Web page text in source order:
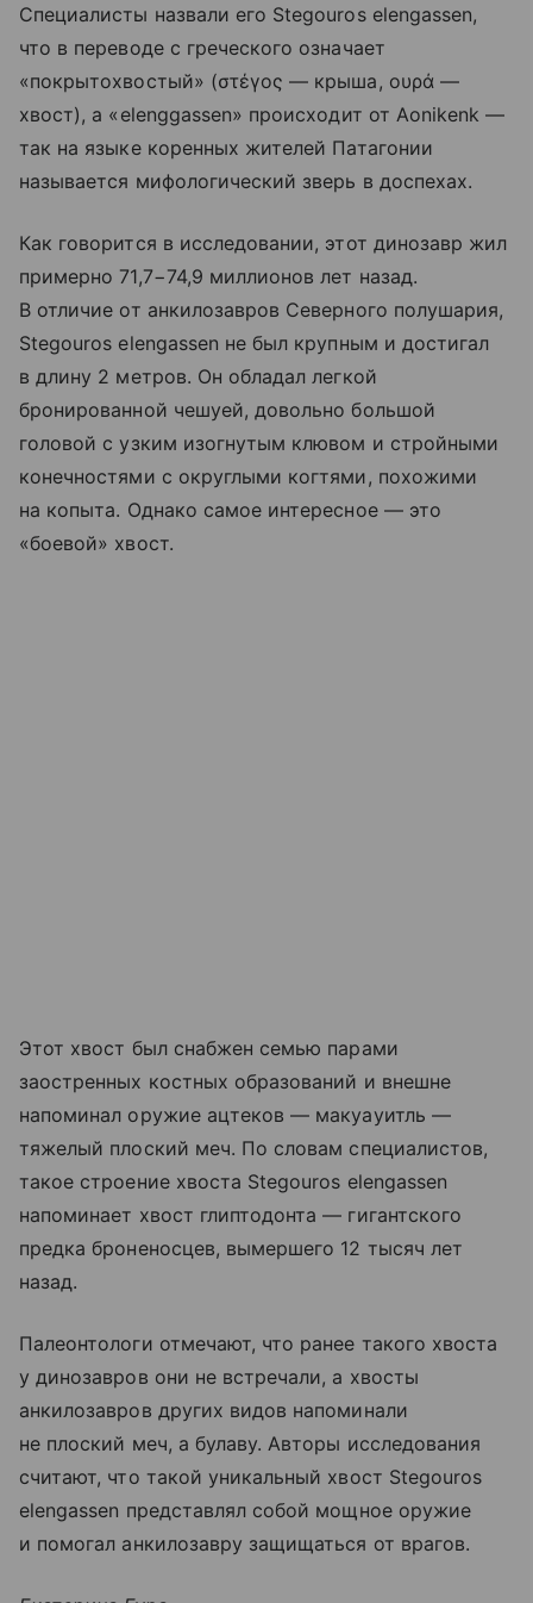
Специалисты назвали его Stegouros elengassen,
что в переводе с греческого означает
«покрытохвостый» (στέγος — крыша, ουρά —
хвост), а «elenggassen» происходит от Aonikenk —
так на языке коренных жителей Патагонии
называется мифологический зверь в доспехах.
Как говорится в исследовании, этот динозавр жил
примерно 71,7−74,9 миллионов лет назад.
В отличие от анкилозавров Северного полушария,
Stegouros elengassen не был крупным и достигал
в длину 2 метров. Он обладал легкой
бронированной чешуей, довольно большой
головой с узким изогнутым клювом и стройными
конечностями с округлыми когтями, похожими
на копыта. Однако самое интересное — это
«боевой» хвост.
Этот хвост был снабжен семью парами
заостренных костных образований и внешне
напоминал оружие ацтеков — макуауитль —
тяжелый плоский меч. По словам специалистов,
такое строение хвоста Stegouros elengassen
напоминает хвост глиптодонта — гигантского
предка броненосцев, вымершего 12 тысяч лет
назад.
Палеонтологи отмечают, что ранее такого хвоста
у динозавров они не встречали, а хвосты
анкилозавров других видов напоминали
не плоский меч, а булаву. Авторы исследования
считают, что такой уникальный хвост Stegouros
elengassen представлял собой мощное оружие
и помогал анкилозавру защищаться от врагов.